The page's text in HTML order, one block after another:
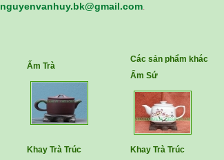
nguyenvanhuy.bk@gmail.com.
Các sản phẩm khác
Ấm Trà
Ấm Sứ
Khay Trà Trúc Khay Trà Trúc